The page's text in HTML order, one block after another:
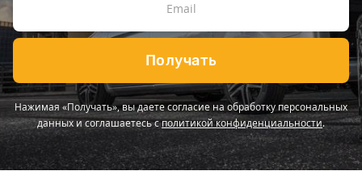
Получать
Нажимая «Получать», вы даете согласие на обработку персональных
данных и соглашаетесь сполитикой конфиденциальности.